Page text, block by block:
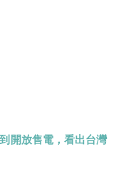
開放售電，看出台灣